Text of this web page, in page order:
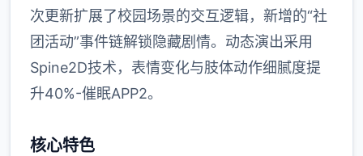
次更新扩展了校园场景的交互逻辑，新增的“社
团活动”事件链解锁隐藏剧情。动态演出采用
Spine2D技术，表情变化与肢体动作细腻度提
升40%-催眠APP2。
核心特色